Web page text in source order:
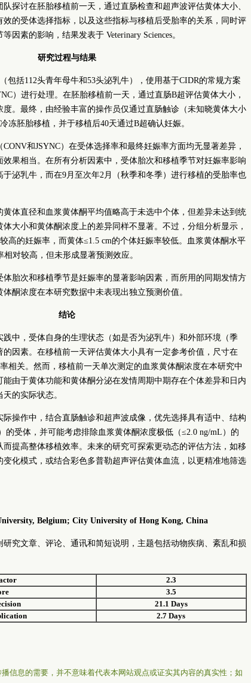
探讨在胚胎移植前一天，通过直肠检查和超声波评估黄体大小、
的受体选择指标，以及这些指标与移植后受胎率的关系，同时评
因素的影响，结果发表于 Veterinary Sciences。
研究过程与结果
包括112头青年母牛和53头泌乳牛），使用基于CIDR的常规方案
）进行处理。在胚胎移植前一天，通过直肠B超评估黄体大小，
。最终，由经验丰富的操作员仅通过直肠触诊（未知晓黄体大小
冻胚胎移植，并于移植后40天通过B超确认妊娠。
和JSYNC）在受体选择率和最终妊娠率方面均无显著差异，
果相当。在所有分析因素中，受体胎次和移植季节对妊娠率影响
泌乳牛，而在9月至次年2月（秋季和冬季）进行移植的受胎率也
体直径和血浆黄体酮平均值略高于未选中个体，但差异未达到统
大小和黄体酮浓度上的差异同样不显著。不过，分组分析显示，
高的妊娠率，而黄体≤1.5 cm的个体妊娠率较低。血浆黄体酮水平
对较高，但未形成显著预测效应。
胎次和移植季节是妊娠率的显著影响因素，而所用的同期发情方
酮浓度在本研究数据中未表现出独立预测价值。
结论
中，受体自身的生理状态（如是否为泌乳牛）和外部环境（季
因素。在移植前一天评估黄体大小具有一定参考价值，尺寸在
相关。然而，移植前一天单次测定的血浆黄体酮浓度在本研究中
由于黄体功能和黄体酮分泌在发情周期中期存在个体差异和日内
的实际状态。
操作中，结合直肠触诊和超声波成像，优先选择具有适中、结构
的受体，并可能考虑排除血浆黄体酮浓度极低（≤2.0 ng/mL）的
提高整体移植效率。未来的研究可探索更动态的评估方法，如移
化模式，或结合彩色多普勒超声评估黄体血流，以更精准地筛选
Belgium; City University of Hong Kong, China
究文章、评论、通讯和简短说明，主题包括动物疾病、紊乱和损
2.3
3.5
21.1 Days
2.7 Days
信息的需要，并不意味着代表本网站观点或证实其内容的真实性；如